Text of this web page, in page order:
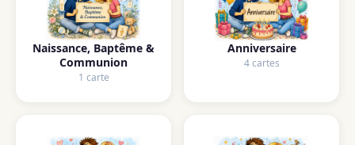
Naissance, Baptême &
Communion
1 carte
Anniversaire
4 cartes